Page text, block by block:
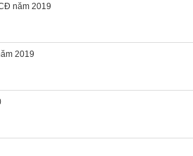
năm 2019
2019